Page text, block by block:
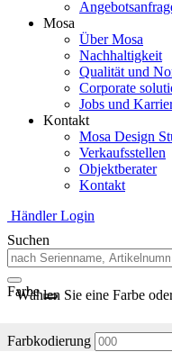
Mosa
Über Mosa
Nachhaltigkeit
Qualität und
Corporate
Jobs und
Kontakt
Mosa Design
Verkaufsstellen
Objektberater
Kontakt
Händler Login
Suchen
Farbe
Wählen Sie eine Farbe
Farbkodierung